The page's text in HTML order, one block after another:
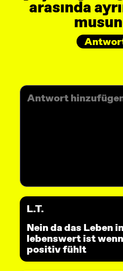
arasında
L.T.
Nein da das Leben
lebenswert ist
positiv fühlt